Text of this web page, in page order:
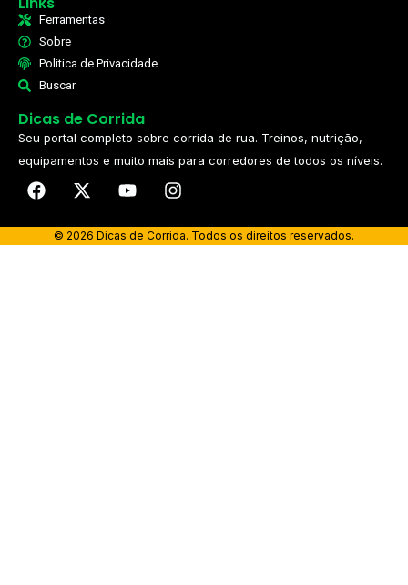
Ferramentas
Sobre
Politica de Privacidade
Buscar
Dicas de Corrida
Seu portal completo sobre corrida de rua. Treinos, nutrição,
equipamentos e muito mais para corredores de todos os níveis.​
© 2026 Dicas de Corrida. Todos os direitos reservados.